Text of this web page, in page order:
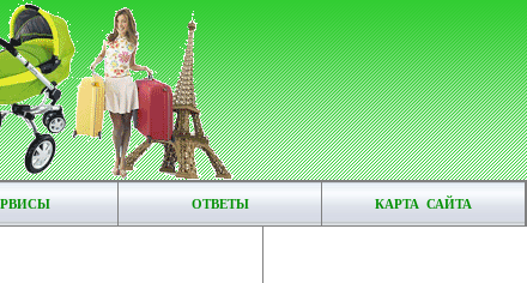
ОТВЕТЫ КАРТА САЙТА